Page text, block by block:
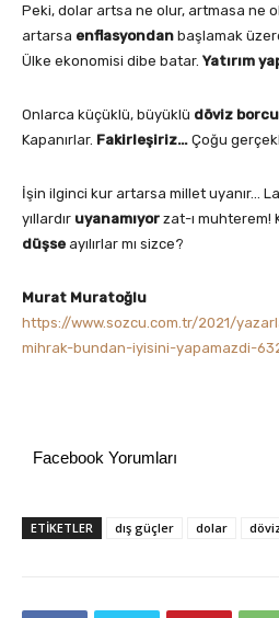
Peki, dolar artsa ne olur, artmasa ne
artarsa enflasyondan başlamak
Ülke ekonomisi dibe batar. Yatırım
Onlarca küçüklü, büyüklü döviz borcu
Kapanırlar. Fakirleşiriz… Çoğu
İşin ilginci kur artarsa millet uyanır…
yıllardır uyanamıyor zat-ı muhterem!
düşse ayılırlar mı sizce?
Murat Muratoğlu
https://www.sozcu.com.tr/2021/
mihrak-bundan-iyisini-yapamazdi-
Facebook Yorumları
ETIKETLER dış güçler dolar